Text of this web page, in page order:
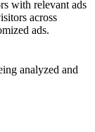
with relevant ads
across
ads.
analyzed and